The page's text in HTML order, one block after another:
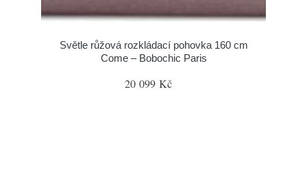
Světle růžová rozkládací pohovka 160 cm
Come – Bobochic Paris
20 099 Kč